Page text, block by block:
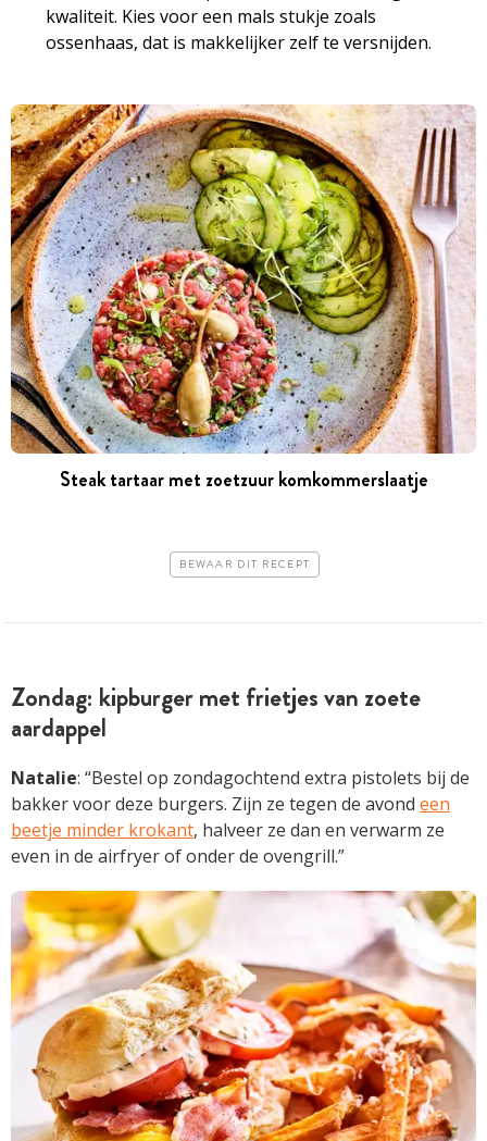
kwaliteit. Kies voor een mals stukje zoals
ossenhaas, dat is makkelijker zelf te versnijden.
Steak tartaar met zoetzuur komkommerslaatje
BEWAAR DIT RECEPT
Zondag: kipburger met frietjes van zoete
aardappel
Natalie: “Bestel op zondagochtend extra pistolets bij de
bakker voor deze burgers. Zijn ze tegen de avond een
beetje minder krokant, halveer ze dan en verwarm ze
even in de airfryer of onder de ovengrill.”